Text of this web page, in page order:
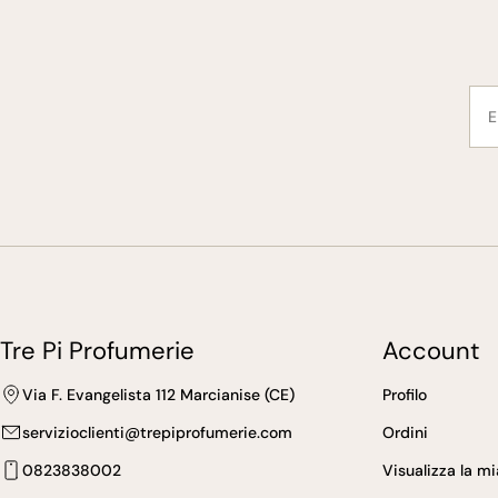
mail
Tre Pi Profumerie
Via F. Evangelista 112 Marcianise (CE)
servizioclienti@trepiprofumerie.com
0823838002
Account
Profilo
Ordini
Visualizza la